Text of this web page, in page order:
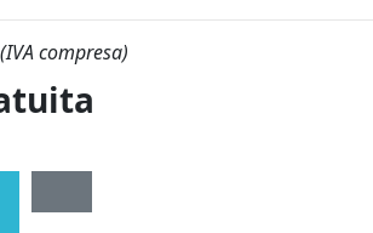
(IVA compresa)